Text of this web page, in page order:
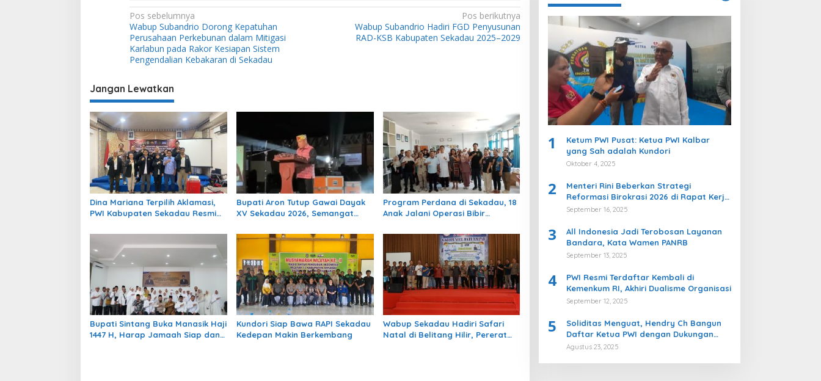
N
a
v
g
a
s
i
p
o
s
Pos sebelumnya
Wabup Subandrio Dorong Kepatuhan
Perusahaan Perkebunan dalam Mitigasi
Karlabun pada Rakor Kesiapan Sistem
Pengendalian Kebakaran di Sekadau
Pos berikutnya
Wabup Subandrio Hadiri FGD Penyusunan
RAD-KSB Kabupaten Sekadau 2025–2029
Jangan Lewatkan
Dina Mariana Terpilih Aklamasi,
PWI Kabupaten Sekadau Resmi
Bupati Aron Tutup Gawai Dayak
XV Sekadau 2026, Semangat
Digelorakan
Program Perdana di Sekadau, 18
Anak Jalani Operasi Bibir
Bupati Sintang Buka Manasik Haji
1447 H, Harap Jamaah Siap dan
Kundori Siap Bawa RAPI Sekadau
Kedepan Makin Berkembang
Wabup Sekadau Hadiri Safari
Natal di Belitang Hilir, Pererat
1
Ketum PWI Pusat: Ketua PWI Kalbar
yang Sah adalah Kundori
Oktober 4, 2025
2
Menteri Rini Beberkan Strategi
Reformasi Birokrasi 2026 di Rapat Kerja
Komisi II DPR
September 16, 2025
3
All Indonesia Jadi Terobosan Layanan
Bandara, Kata Wamen PANRB
September 13, 2025
4
PWI Resmi Terdaftar Kembali di
Kemenkum RI, Akhiri Dualisme Organisasi
September 12, 2025
5
Soliditas Menguat, Hendry Ch Bangun
Daftar Ketua PWI dengan Dukungan
Kuat ke Kongres Persatuan PWI
Agustus 23, 2025